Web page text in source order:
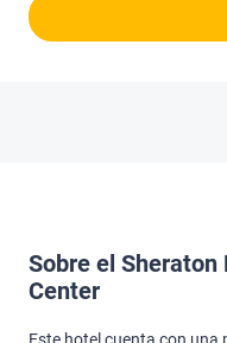
Sobre el
Center